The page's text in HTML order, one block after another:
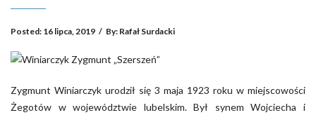
Posted: 16 lipca, 2019 / By: Rafał Surdacki
Zygmunt Winiarczyk urodził się 3 maja 1923 roku w miejscowości
Żegotów w województwie lubelskim. Był synem Wojciecha i